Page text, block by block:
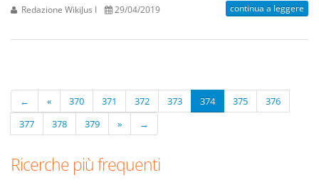
Redazione WikiJus I 29/04/2019 continua a leggere
← « 370 371 372 373 374 375
376
377
378 379 » →
Ricerche più frequenti